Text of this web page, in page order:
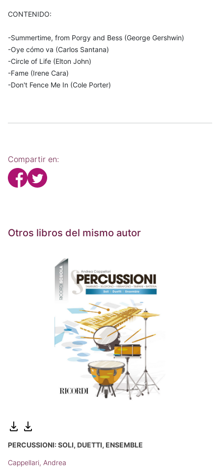
CONTENIDO:
-Summertime, from Porgy and Bess (George Gershwin)
-Oye cómo va (Carlos Santana)
-Circle of Life (Elton John)
-Fame (Irene Cara)
-Don't Fence Me In (Cole Porter)
Compartir en:
Otros libros del mismo autor
PERCUSSIONI: SOLI, DUETTI, ENSEMBLE
Cappellari, Andrea